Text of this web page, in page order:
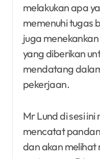
melakukan apa
memenuhi tugas
juga
yang diberikan
mendatang
pekerjaan.
Mr Lund di sesi
mencatat
dan akan